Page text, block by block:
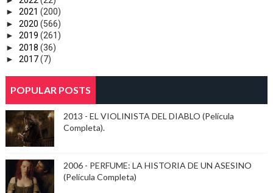
► 2021 (200)
► 2020 (566)
► 2019 (261)
► 2018 (36)
► 2017(7)
POPULAR POSTS
2013 - EL VIOLINISTA DEL DIABLO (Película
Completa).
2006 - PERFUME: LA HISTORIA DE UN ASESINO
(Película Completa)